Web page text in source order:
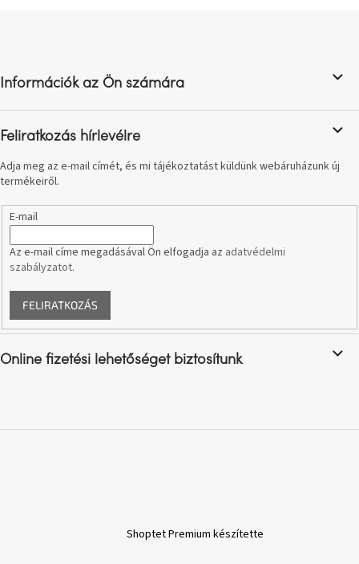
e-
utalványok
Formwood
kollekció
Most
nyári
hullámon
Fedezze
fel
sötét
é
c
Információk az Ön számára
Feliratkozás hírlevélre
Adja meg az e-mail címét, és mi tájékoztatást küldünk webáruházunk új
termékeiről.
E-mail
Az e-mail címe megadásával Ön elfogadja az adatvédelmi
szabályzatot.
FELIRATKOZÁS
Online fizetési lehetőséget biztosítunk
Shoptet Premium készítette